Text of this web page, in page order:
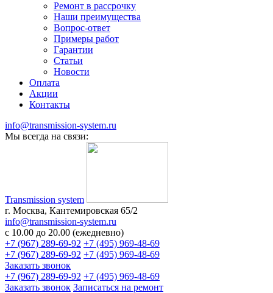
Ремонт в рассрочку
Наши преимущества
Вопрос-ответ
Примеры работ
Гарантии
Статьи
Новости
Оплата
Акции
Контакты
info@transmission-system.ru
Мы всегда на связи:
Transmission system
г. Москва, Кантемировская 65/2
info@transmission-system.ru
с 10.00 до 20.00 (ежедневно)
+7 (967) 289-69-92 +7 (495) 969-48-69
+7 (967) 289-69-92 +7 (495) 969-48-69
Заказать звонок
+7 (967) 289-69-92 +7 (495) 969-48-69
Заказать звонок Записаться на ремонт